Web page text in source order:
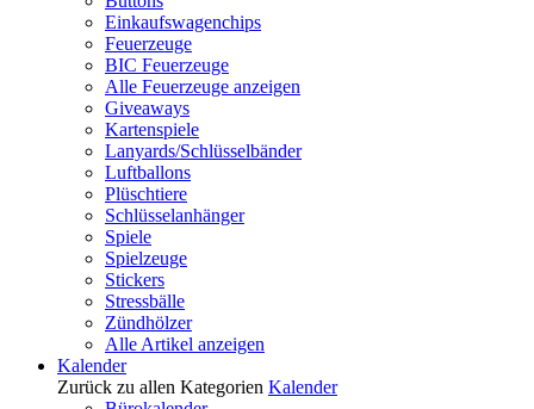
Einkaufswagenchips
Feuerzeuge
BIC Feuerzeuge
Alle Feuerzeuge anzeigen
Giveaways
Kartenspiele
Lanyards/Schlüsselbänder
Luftballons
Plüschtiere
Schlüsselanhänger
Spiele
Spielzeuge
Stickers
Stressbälle
Zündhölzer
Alle Artikel anzeigen
Kalender
Zurück zu allen Kategorien Kalender